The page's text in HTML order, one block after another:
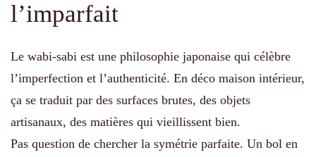
l’imparfait
Le wabi-sabi est une philosophie japonaise qui célèbre
l’imperfection et l’authenticité. En déco maison intérieur,
ça se traduit par des surfaces brutes, des objets
artisanaux, des matières qui vieillissent bien.
Pas question de chercher la symétrie parfaite. Un bol en